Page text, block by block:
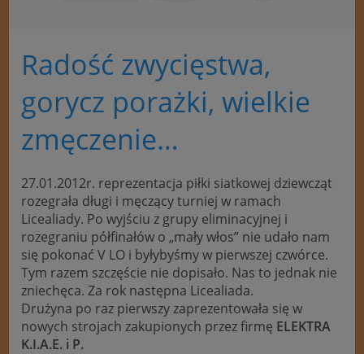
Radość zwycięstwa,
gorycz porażki, wielkie
zmęczenie…
27.01.2012r. reprezentacja piłki siatkowej dziewcząt
rozegrała długi i męczący turniej w ramach
Licealiady. Po wyjściu z grupy eliminacyjnej i
rozegraniu półfinałów o „mały włos” nie udało nam
się pokonać V LO i byłybyśmy w pierwszej czwórce.
Tym razem szczęście nie dopisało. Nas to jednak nie
zniechęca. Za rok następna Licealiada.
Drużyna po raz pierwszy zaprezentowała się w
nowych strojach zakupionych przez firmę ELEKTRA
K.I.A.E. i P.